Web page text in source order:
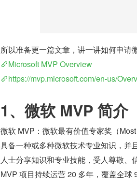
所以准备更一篇文章，讲一讲如何申请
Microsoft MVP Overview
https://mvp.microsoft.com/en-us/
1、微软 MVP 简介
微软 MVP：微软最有价值专家奖（
具备一种或多种微软技术专业知识，并
人士分享知识和专业技能，受人尊敬、
MVP 项目持续运营 20 多年，覆盖全